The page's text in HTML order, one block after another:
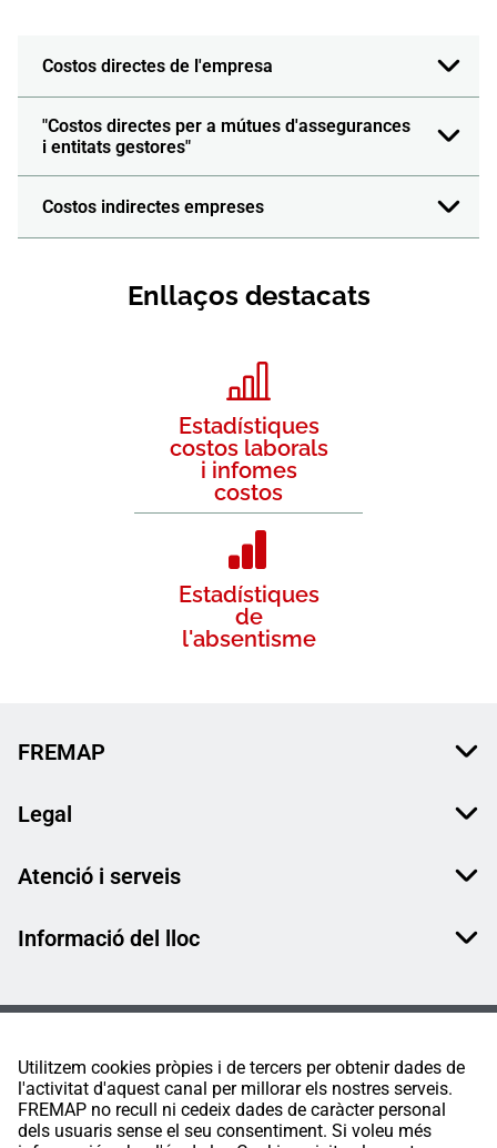
Utilitzem cookies pròpies i de tercers per obtenir dades de
l'activitat d'aquest canal per millorar els nostres serveis.
FREMAP no recull ni cedeix dades de caràcter personal
dels usuaris sense el seu consentiment. Si voleu més
Costos directes de l'empresa
"Costos directes per a mútues d'assegurances
i entitats gestores"
Costos indirectes empreses
Enllaços destacats
Estadístiques
costos laborals
i infomes
costos
Estadístiques
de
l'absentisme
FREMAP
Legal
Atenció i serveis
Informació del lloc